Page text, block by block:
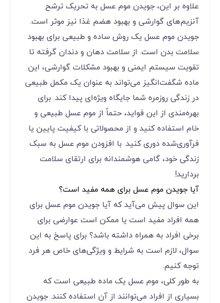
علاوه بر این، جویدن موم عسل به تحریک ترشح
آنزیم‌های گوارشی و بهبود هضم غذا نیز موثر است.
جویدن موم عسل یک روش ساده و طبیعی برای بهبود
سلامت بدن است. از سلامت دهان و دندان گرفته تا
تقویت سیستم ایمنی و بهبود مشکلات گوارشی، این
ماده شگفت‌انگیز می‌تواند به عنوان یک مکمل طبیعی
در زندگی روزمره شما جایگاه ویژه‌ای پیدا کند. برای
بهره‌مندی از این فواید، حتماً از موم عسل طبیعی و
خام استفاده کنید و از محصولاتی با کیفیت پایین یا
فرآوری‌شده دوری کنید. با افزودن موم عسل به سبک
زندگی خود، گامی هوشمندانه برای ارتقای سلامت
بردارید!
آیا جویدن موم عسل برای همه مفید است؟
این سوال پیش می‌آید که آیا جویدن موم عسل برای
همه افراد مفید است یا ممکن است عوارضی برای
برخی افراد به همراه داشته باشد؟ برای پاسخ به این
سوال، لازم است به شرایط و ویژگی‌های خاص هر فرد
توجه کنیم.
به طور کلی، موم عسل یک ماده طبیعی است که
بسیاری از افراد می‌توانند از آن استفاده کنند. جویدن